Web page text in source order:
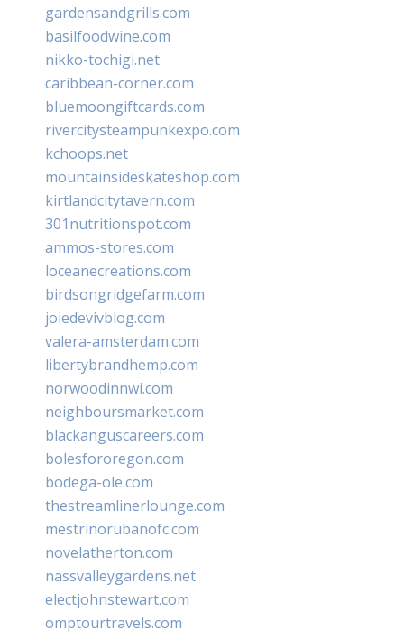
gardensandgrills.com
basilfoodwine.com
nikko-tochigi.net
caribbean-corner.com
bluemoongiftcards.com
rivercitysteampunkexpo.com
kchoops.net
mountainsideskateshop.com
kirtlandcitytavern.com
301nutritionspot.com
ammos-stores.com
loceanecreations.com
birdsongridgefarm.com
joiedevivblog.com
valera-amsterdam.com
libertybrandhemp.com
norwoodinnwi.com
neighboursmarket.com
blackanguscareers.com
bolesfororegon.com
bodega-ole.com
thestreamlinerlounge.com
mestrinorubanofc.com
novelatherton.com
nassvalleygardens.net
electjohnstewart.com
omptourtravels.com